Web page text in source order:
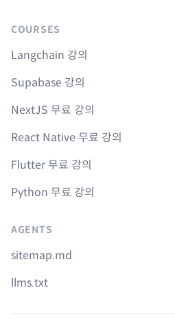
COURSES
Langchain 강의
Supabase 강의
NextJS 무료 강의
React Native 무료 강의
Flutter 무료 강의
Python 무료 강의
AGENTS
sitemap.md
llms.txt